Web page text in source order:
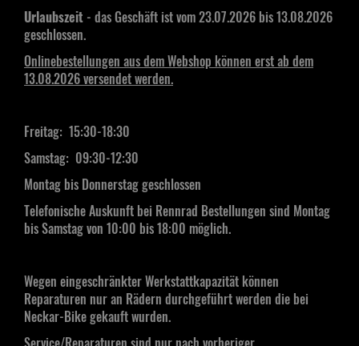
Urlaubszeit - das Geschäft ist vom 23.07.2026 bis 13.08.2026
geschlossen.
Onlinebestellungen aus dem Webshop können erst ab dem
13.08.2026 versendet werden.
Freitag: 15:30-18:30
Samstag: 09:30-12:30
Montag bis Donnerstag geschlossen
Telefonische Auskunft bei Rennrad Bestellungen sind Montag
bis Samstag von 10:00 bis 18:00 möglich.
Wegen eingeschränkter Werkstattkapazität können
Reparaturen nur an Rädern durchgeführt werden die bei
Neckar-Bike gekauft wurden.